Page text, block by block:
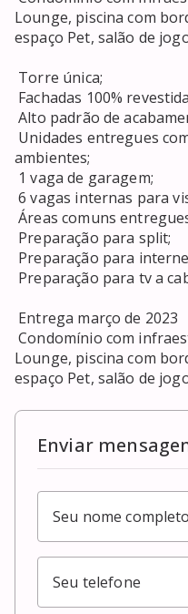
Lounge, piscina com
espaço Pet, salão de
Alto padrão de acabamento;
ambientes;
6 vagas internas para visitantes;
Áreas comuns entregues decoradas e mobiliadas*;
Condomínio com infraestrutura com exclusivo Sky
Lounge, piscina com
espaço Pet, salão de
Enviar